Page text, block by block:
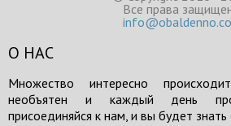
Все права
О НАС
Множество интересно
необъятен и каждый день
присоединяйся к нам, и вы будет знать